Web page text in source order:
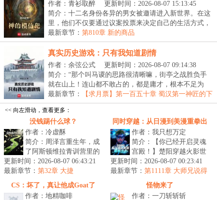
作者：青衫取醉
更新时间：2026-08-07 15:13:45
简介：十二名身份各异的男女被邀请进入新世界。在这
里，他们不仅要通过议案投票来决定自己的生活方式，
还...
最新章节： 第810章 新的商品
真实历史游戏：只有我知道剧情
作者：余弦公式
更新时间：2026-08-07 09:14:38
简介：“那个叫马谡的思路很清晰嘛，街亭之战胜负手
就在山上！连山都不敢占的，都是庸才，根本不足为
虑！...
最新章节：
【求月票】第一百五十章 蜀汉第一神匠的下
落
<< 向左滑动，查看更多：
没钱踢什么球？
作者：冷虚酥
简介：周泽言重生年，成
了阿斯顿维拉青训营里的
小球员泽恩·莱德，还激活
了“薪球”系统。系统的核
心逻辑...
更新时间：2026-08-07 06:43:21
最新章节： 第32章 大捷
同时穿越：从日漫到美漫重拳出
击
作者：我只想万定
简介：【你已经开启灵魂
宫殿！】楚阳穿越火影世
界，成为千手一族一员，
但似乎穿越的有点早，穿
越忍村都还...
更新时间：2026-08-07 00:23:41
最新章节： 第1111章 大师兄说得
CS：坏了，真让他成Goat了
作者：地精咖啡
怪物来了
作者：一刀斩斩斩